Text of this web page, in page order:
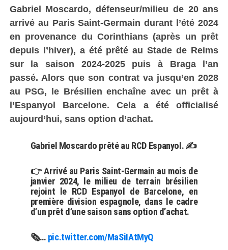
Gabriel Moscardo, défenseur/milieu de 20 ans
arrivé au Paris Saint-Germain durant l’été 2024
en provenance du Corinthians (après un prêt
depuis l’hiver), a été prêté au Stade de Reims
sur la saison 2024-2025 puis à Braga l’an
passé. Alors que son contrat va jusqu’en 2028
au PSG, le Brésilien enchaîne avec un prêt à
l’Espanyol Barcelone. Cela a été officialisé
aujourd’hui, sans option d’achat.
Gabriel Moscardo prêté au RCD Espanyol. ✍️
👉 Arrivé au Paris Saint-Germain au mois de
janvier 2024, le milieu de terrain brésilien
rejoint le RCD Espanyol de Barcelone, en
première division espagnole, dans le cadre
d’un prêt d’une saison sans option d’achat.
🗞️… pic.twitter.com/MaSiIAtMyQ